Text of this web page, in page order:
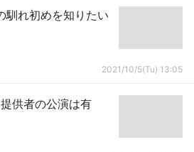
馴れ初めを知りたい
2021/10/5(Tu) 13:05
供者の公演は有